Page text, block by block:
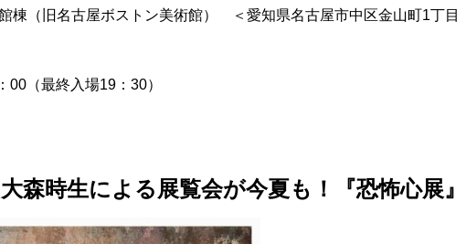
棟（旧名古屋ボストン美術館） ＜愛知県名古屋市中区金山町1丁目
00（最終入場19：30）
森時生による展覧会が今夏も！『恐怖心展』